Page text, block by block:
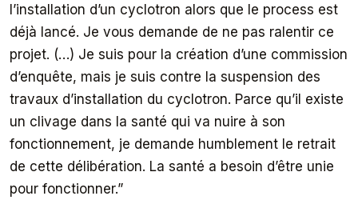
l’installation d’un cyclotron alors que le process est
déjà lancé. Je vous demande de ne pas ralentir ce
projet. (…) Je suis pour la création d’une commission
d’enquête, mais je suis contre la suspension des
travaux d’installation du cyclotron. Parce qu’il existe
un clivage dans la santé qui va nuire à son
fonctionnement, je demande humblement le retrait
de cette délibération. La santé a besoin d’être unie
pour fonctionner.”